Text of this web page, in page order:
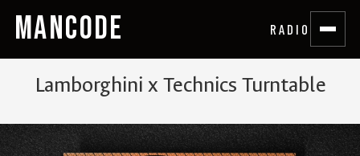
MANCODE RADIO
Lamborghini x Technics Turntable